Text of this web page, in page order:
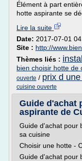
Élément à part
hotte aspirante se
Lire la suite
Date: 2017-07-01
Site : http://
Thèmes liés :
bien choisir hotte de
ouverte / prix d
cuisine ouverte
Guide d'achat
aspirante de
Guide d'achat pour
sa cuisine
Choisir une hotte -
Guide d'achat pour